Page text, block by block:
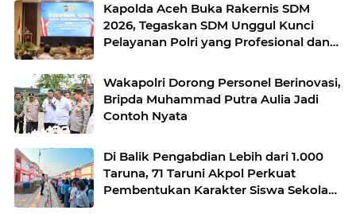
Kapolda Aceh Buka Rakernis SDM
2026, Tegaskan SDM Unggul Kunci
Pelayanan Polri yang Profesional dan
Wakapolri Dorong Personel Berinovasi,
Bripda Muhammad Putra Aulia Jadi
Contoh Nyata
Di Balik Pengabdian Lebih dari 1.000
Taruna, 71 Taruni Akpol Perkuat
Pembentukan Karakter Siswa Sekolah